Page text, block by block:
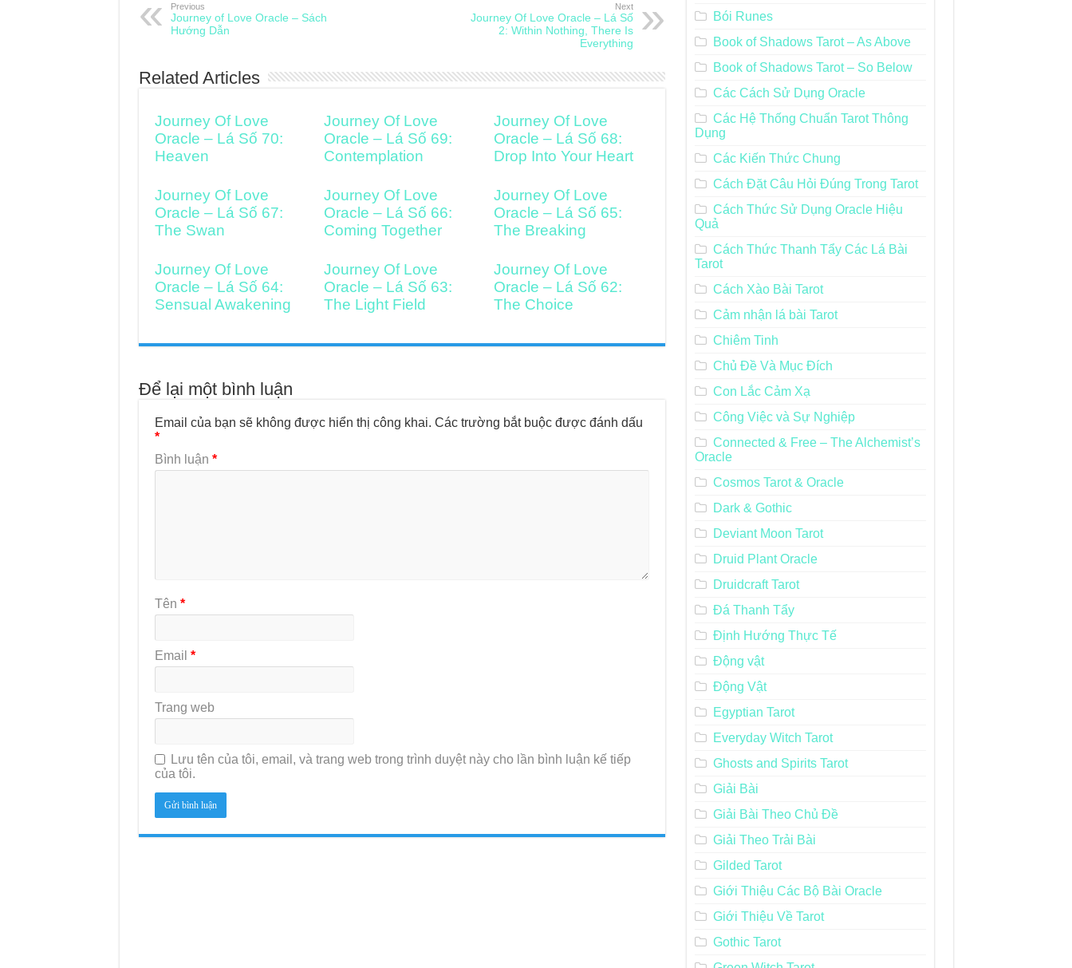
Previous
Journey of Love Oracle – Sách
Hướng Dẫn
Next
Journey Of Love Oracle – Lá Số
2: Within Nothing, There Is
Everything
Related Articles
Journey Of Love
Oracle – Lá Số 70:
Heaven
Journey Of Love
Oracle – Lá Số 69:
Contemplation
Journey Of Love
Oracle – Lá Số 68:
Drop Into Your Heart
Journey Of Love
Oracle – Lá Số 67:
The Swan
Journey Of Love
Oracle – Lá Số 66:
Coming Together
Journey Of Love
Oracle – Lá Số 65:
The Breaking
Journey Of Love
Oracle – Lá Số 64:
Sensual Awakening
Journey Of Love
Oracle – Lá Số 63:
The Light Field
Journey Of Love
Oracle – Lá Số 62:
The Choice
Để lại một bình luận
Email của bạn sẽ không được hiển thị công khai. Các trường bắt buộc được đánh dấu
*
Bình luận *
Tên *
Email *
Trang web
Lưu tên của tôi, email, và trang web trong trình duyệt này cho lần bình luận kế tiếp
của tôi.
Bói Runes
Book of Shadows Tarot – As Above
Book of Shadows Tarot – So Below
Các Cách Sử Dụng Oracle
Các Hệ Thống Chuẩn Tarot Thông
Dụng
Các Kiến Thức Chung
Cách Đặt Câu Hỏi Đúng Trong Tarot
Cách Thức Sử Dụng Oracle Hiệu
Quả
Cách Thức Thanh Tẩy Các Lá Bài
Tarot
Cách Xào Bài Tarot
Cảm nhận lá bài Tarot
Chiêm Tinh
Chủ Đề Và Mục Đích
Con Lắc Cảm Xạ
Công Việc và Sự Nghiệp
Connected & Free – The Alchemist’s
Oracle
Cosmos Tarot & Oracle
Dark & Gothic
Deviant Moon Tarot
Druid Plant Oracle
Druidcraft Tarot
Đá Thanh Tẩy
Định Hướng Thực Tế
Động vật
Động Vật
Egyptian Tarot
Everyday Witch Tarot
Ghosts and Spirits Tarot
Giải Bài
Giải Bài Theo Chủ Đề
Giải Theo Trải Bài
Gilded Tarot
Giới Thiệu Các Bộ Bài Oracle
Giới Thiệu Về Tarot
Gothic Tarot